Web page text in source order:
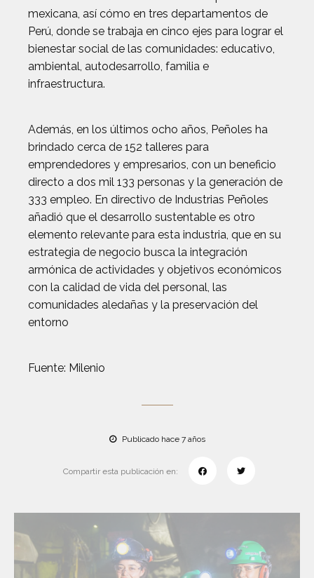
mexicana, así cómo en tres departamentos de
Perú, donde se trabaja en cinco ejes para lograr el
bienestar social de las comunidades: educativo,
ambiental, autodesarrollo, familia e
infraestructura.
Además, en los últimos ocho años, Peñoles ha
brindado cerca de 152 talleres para
emprendedores y empresarios, con un beneficio
directo a dos mil 133 personas y la generación de
333 empleo. En directivo de Industrias Peñoles
añadió que el desarrollo sustentable es otro
elemento relevante para esta industria, que en su
estrategia de negocio busca la integración
armónica de actividades y objetivos económicos
con la calidad de vida del personal, las
comunidades aledañas y la preservación del
entorno
Fuente: Milenio
Publicado hace 7 años
Compartir esta publicación en: